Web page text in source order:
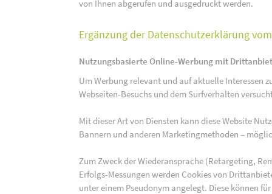
von Ihnen abgerufen und ausgedruckt werden.
Ergänzung der Datenschutzerklärung
Nutzungsbasierte Online-Werbung mit
Um Werbung relevant und auf aktuelle Interessen
Webseiten-Besuchs und dem Surfverhalten
Mit dieser Art von Diensten kann diese Website
Bannern und anderen Marketingmethoden –
Zum Zweck der Wiederansprache (Retargeting,
Erfolgs-Messungen werden Cookies von
unter einem Pseudonym angelegt. Diese können